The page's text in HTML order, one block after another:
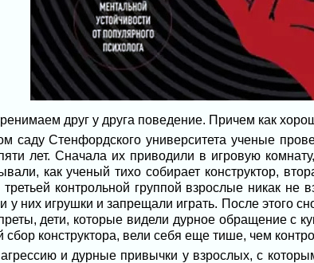
друг у друга поведение. Причем как
саду Стенфордского университета ученые
лет. Сначала их приводили в игровую
как ученый тихо собирает конструктор,
третьей контрольной группой взрослые никак
у них игрушки и запрещали играть. После этого
дети, которые видели дурное обращение с
конструктора, вели себя еще тише, чем
и дурные привычки у взрослых, с